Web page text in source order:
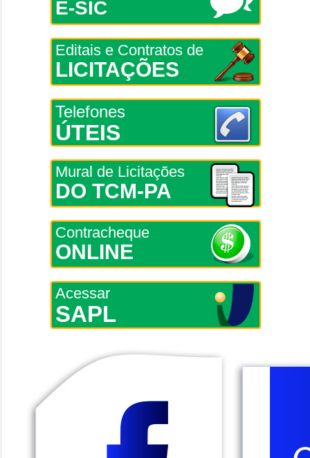
E-SIC
Editais e Contratos de
LICITAÇÕES
Telefones
ÚTEIS
Mural de Licitações
DO TCM-PA
Contracheque
ONLINE
Acessar
SAPL